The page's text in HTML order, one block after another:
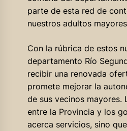
parte de esta red de
nuestros adultos
Con la rúbrica de estos
departamento Río
recibir una renovada
promete mejorar la
de sus vecinos
entre la Provincia y los
acerca servicios, sino